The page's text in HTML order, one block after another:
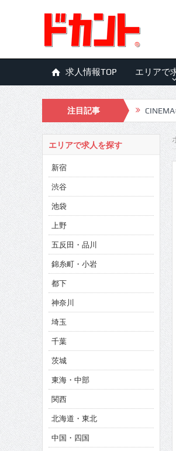
求人情報TOP エリアで
注目記事
エリアで求人を探す
新宿
渋谷
池袋
上野
五反田・品川
錦糸町・小岩
都下
神奈川
埼玉
千葉
茨城
東海・中部
関西
北海道・東北
中国・四国